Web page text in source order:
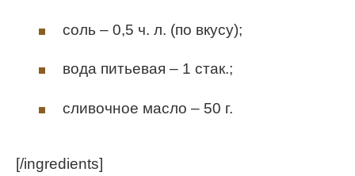
соль – 0,5 ч. л. (по вкусу);
вода питьевая – 1 стак.;
сливочное масло – 50 г.
[/ingredients]